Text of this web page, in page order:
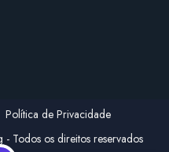
Política de Privacidade
Todos os direitos reservados